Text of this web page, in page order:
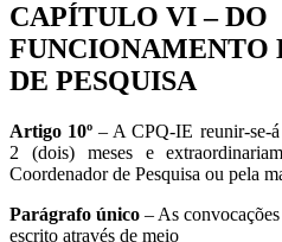
CAPÍTULO VI – DO
FUNCIONAMENTO
DE PESQUISA
Artigo 10º – A CPQ-IE reunir-se-
2 (dois) meses e
Coordenador de Pesquisa ou pela
Parágrafo único – As
escrito através de meio